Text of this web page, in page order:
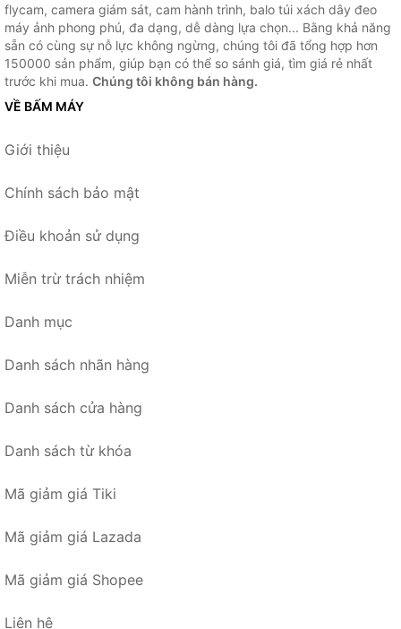
flycam, camera giám sát, cam hành trình, balo túi xách dây đeo
máy ảnh phong phú, đa dạng, dễ dàng lựa chọn... Bằng khả năng
sẵn có cùng sự nỗ lực không ngừng, chúng tôi đã tổng hợp hơn
150000 sản phẩm, giúp bạn có thể so sánh giá, tìm giá rẻ nhất
trước khi mua. Chúng tôi không bán hàng.
VỀ BẤM MÁY
Giới thiệu
Chính sách bảo mật
Điều khoản sử dụng
Miễn trừ trách nhiệm
Danh mục
Danh sách nhãn hàng
Danh sách cửa hàng
Danh sách từ khóa
Mã giảm giá Tiki
Mã giảm giá Lazada
Mã giảm giá Shopee
Liên hệ